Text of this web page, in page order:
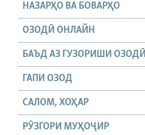
НАЗАРҲО ВА БОВАРҲО
ОЗОДӢ ОНЛАЙН
БАЪД АЗ ГУЗОРИШИ ОЗОДӢ
ГАПИ ОЗОД
САЛОМ, ХОҲАР
РӮЗГОРИ МУҲОҶИР